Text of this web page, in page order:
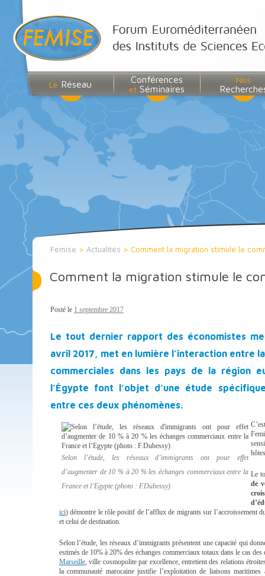
Le Réseau Conférences
et Séminaires
Nos
Femise > Actualités > Comment la migration stimule le
Comment la migration stimule le
Posté le 1 septembre 2017
Le tout dernier rapport des économistes
avril 2017, met en lumière l’interaction entre
commerciales dans les pays de la région
l’Égypte font l’objet d’une étude
entre ces deux phénomènes.
Selon l’étude, les réseaux d’immigrants ont pour effet
d’augmenter de 10 % à 20 % les échanges commerciaux entre la
France et l’Egypte (photo : F.Dubessy)
Le
de
ici) démontre le rôle positif de l’afflux de migrants sur l’accroissement
et celui de destination.
Selon l’étude, les réseaux d’immigrants présentent une capacité qui
estimés de 10% à 20% des échanges commerciaux totaux dans le cas des
Marseille, ville cosmopolite par excellence, entretient des relations
la communauté marocaine justifie l’exploitation de liaisons